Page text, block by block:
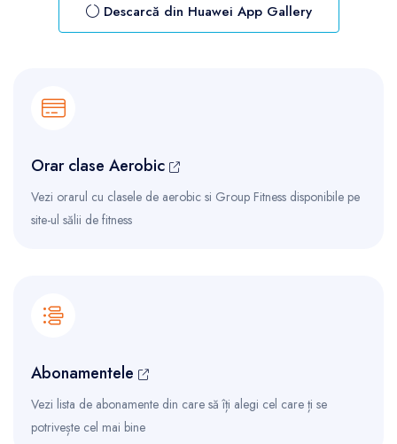
Descarcă din Huawei App Gallery
Orar clase Aerobic
Vezi orarul cu clasele de aerobic si Group Fitness disponibile pe
site-ul sălii de fitness
Abonamentele
Vezi lista de abonamente din care să îți alegi cel care ți se
potrivește cel mai bine